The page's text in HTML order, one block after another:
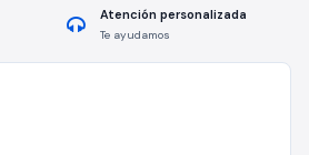
Atención personalizada
Te ayudamos